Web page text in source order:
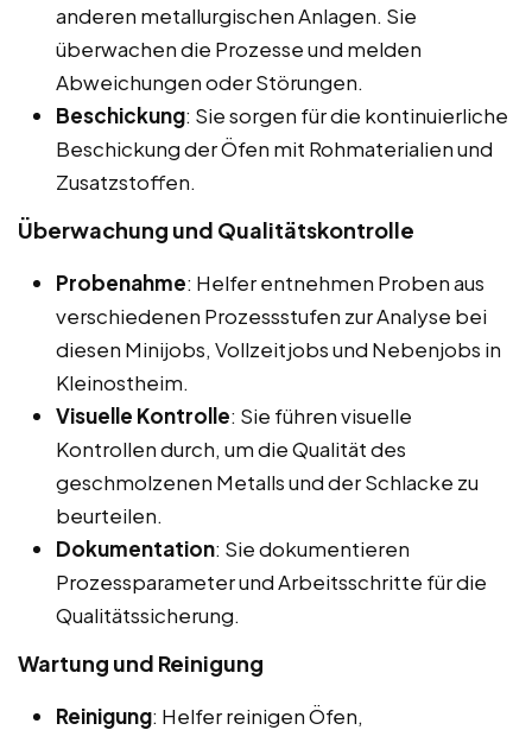
anderen metallurgischen Anlagen. Sie
überwachen die Prozesse und melden
Abweichungen oder Störungen.
Beschickung: Sie sorgen für die kontinuierliche
Beschickung der Öfen mit Rohmaterialien und
Zusatzstoffen.
Überwachung und Qualitätskontrolle
Probenahme: Helfer entnehmen Proben aus
verschiedenen Prozessstufen zur Analyse bei
diesen Minijobs, Vollzeitjobs und Nebenjobs in
Kleinostheim.
Visuelle Kontrolle: Sie führen visuelle
Kontrollen durch, um die Qualität des
geschmolzenen Metalls und der Schlacke zu
beurteilen.
Dokumentation: Sie dokumentieren
Prozessparameter und Arbeitsschritte für die
Qualitätssicherung.
Wartung und Reinigung
Reinigung: Helfer reinigen Öfen,